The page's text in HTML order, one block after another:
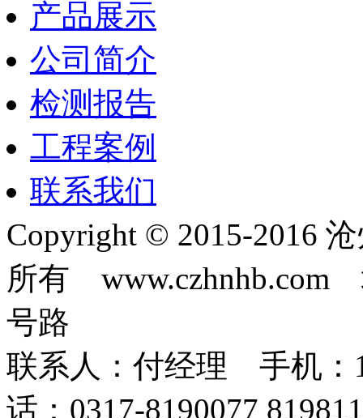
产品展示
公司简介
检测报告
工程案例
联系我们
Copyright © 2015-2016
所有 www.czhnhb.com
号路
联系人：付经理 手机：
话：0317-8190077